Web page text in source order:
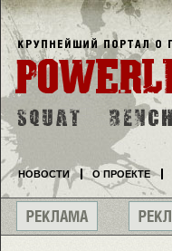
НОВОСТИ О ПРОЕКТЕ